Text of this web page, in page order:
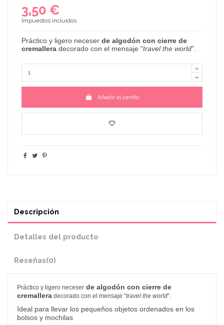
3,50 €
Impuestos incluidos
Práctico y ligero neceser de algodón con cierre de
cremallera decorado con el mensaje "travel the world".
Añadir al carrito
Descripción
Detalles del producto
Reseñas(0)
Práctico y ligero neceser de algodón con cierre de
cremallera decorado con el mensaje "travel the world".
Ideal para llevar los pequeños objetos ordenados en los
bolsos y mochilas